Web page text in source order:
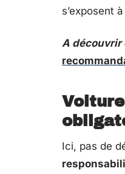
s’exposent
A découvrir
Ici, pas de